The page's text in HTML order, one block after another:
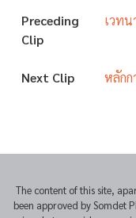
Preceding
Clip
เวท
Next Clip หลัก
The content of this site,
been approved by Somdet